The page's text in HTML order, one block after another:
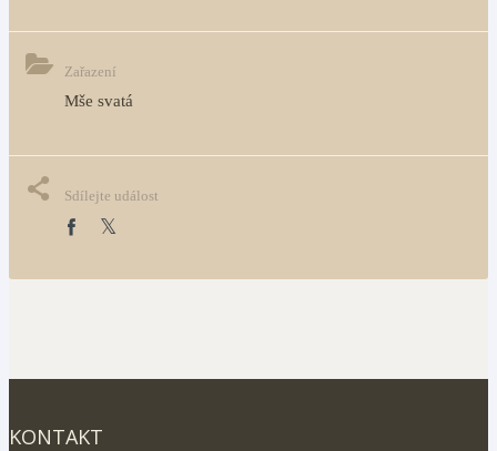
Zařazení
Mše svatá
Sdílejte událost
KONTAKT